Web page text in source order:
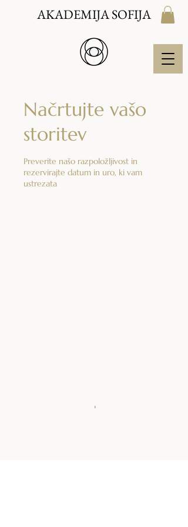
AKADEMIJA SOFIJA
Načrtujte vašo
storitev
Preverite našo razpoložljivost in
rezervirajte datum in uro, ki vam
ustrezata